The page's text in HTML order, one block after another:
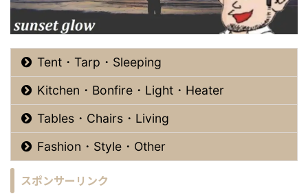
Tent・Tarp・Sleeping
Kitchen・Bonfire・Light・Heater
Tables・Chairs・Living
Fashion・Style・Other
スポンサーリンク